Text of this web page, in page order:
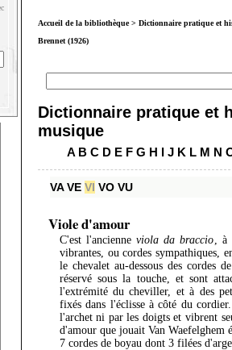
Accueil de la bibliothèque> Dictionnaire pratique et
Brennet (1926)
Dictionnaire pratique et
musique
A B C D E F G H I J K L M N
VA VE VI VO VU
Viole d'amour
C'est l'ancienneviola da braccio, à
vibrantes, ou cordes sympathiques,
le chevalet au-dessous des cordes
réservé sous la touche, et sont
l'extrémité du cheviller, et à des
fixés dans l'éclisse à côté du
l'archet ni par les doigts et vibrent
d'amour que jouait Van Waefelghem
7 cordes de boyau dont 3 filées